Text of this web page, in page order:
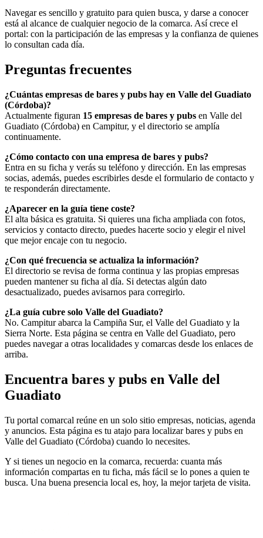
Navegar es sencillo y gratuito para quien busca, y darse a conocer
está al alcance de cualquier negocio de la comarca. Así crece el
portal: con la participación de las empresas y la confianza de quienes
lo consultan cada día.
Preguntas frecuentes
¿Cuántas empresas de bares y pubs hay en Valle del Guadiato
(Córdoba)?
Actualmente figuran 15 empresas de bares y pubs en Valle del
Guadiato (Córdoba) en Campitur, y el directorio se amplía
continuamente.
¿Cómo contacto con una empresa de bares y pubs?
Entra en su ficha y verás su teléfono y dirección. En las empresas
socias, además, puedes escribirles desde el formulario de contacto y
te responderán directamente.
¿Aparecer en la guía tiene coste?
El alta básica es gratuita. Si quieres una ficha ampliada con fotos,
servicios y contacto directo, puedes hacerte socio y elegir el nivel
que mejor encaje con tu negocio.
¿Con qué frecuencia se actualiza la información?
El directorio se revisa de forma continua y las propias empresas
pueden mantener su ficha al día. Si detectas algún dato
desactualizado, puedes avisarnos para corregirlo.
¿La guía cubre solo Valle del Guadiato?
No. Campitur abarca la Campiña Sur, el Valle del Guadiato y la
Sierra Norte. Esta página se centra en Valle del Guadiato, pero
puedes navegar a otras localidades y comarcas desde los enlaces de
arriba.
Encuentra bares y pubs en Valle del
Guadiato
Tu portal comarcal reúne en un solo sitio empresas, noticias, agenda
y anuncios. Esta página es tu atajo para localizar bares y pubs en
Valle del Guadiato (Córdoba) cuando lo necesites.
Y si tienes un negocio en la comarca, recuerda: cuanta más
información compartas en tu ficha, más fácil se lo pones a quien te
busca. Una buena presencia local es, hoy, la mejor tarjeta de visita.